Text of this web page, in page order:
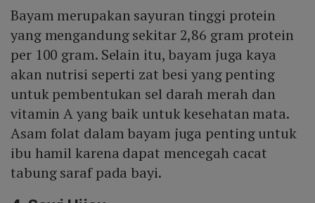
Bayam merupakan sayuran tinggi protein
yang mengandung sekitar 2,86 gram protein
per 100 gram. Selain itu, bayam juga kaya
akan nutrisi seperti zat besi yang penting
untuk pembentukan sel darah merah dan
vitamin A yang baik untuk kesehatan mata.
Asam folat dalam bayam juga penting untuk
ibu hamil karena dapat mencegah cacat
tabung saraf pada bayi.